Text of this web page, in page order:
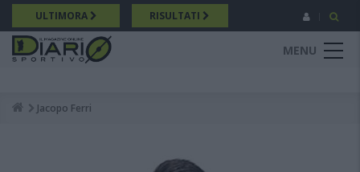
Salta
al
contenuto
principale
ULTIMORA RISULTATI
MENU
Breadcrumb
Jacopo Ferri